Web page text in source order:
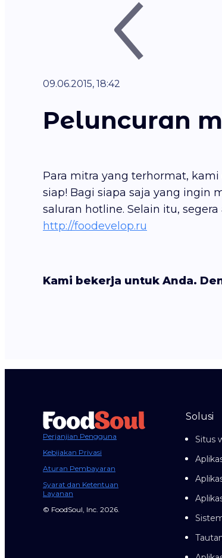
09.06.2015, 18:42
Peluncuran
Para mitra yang terhormat,
siap! Bagi siapa saja yang ingin
saluran hotline. Selain itu,
http://foodevelop.ru
Kami bekerja untuk Anda.
Perjanjian Pengguna
Kebijakan Privasi
Aturan Pembayaran
Syarat dan Ketentuan
Layanan
© FoodSoul, Inc. 2026.
Solusi
Situs